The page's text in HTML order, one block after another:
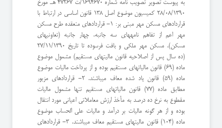
به پیوست تصویر تصویب نامه شماره 1694670/ت 47267 هـ مورخ
28/08/1390 کمیسیون موضوع اصل 138 قانون اساسی در ارتباط با
قراردادهای مسکن مهر مبنی بر: 1- قراردادهای منعقده طرح مسکن
مهر اعم از تفاهم نامههای سه جانبه، چهار جانبه (تعاونیهای
مسکن)، مسکن مهر ملکی و بافت فرسوده تا تاریخ 27/11/1390
(ده سال پس از اصلاحیه قانون مالیتهای مستقیم) مشمول موضوع
ماده (69) قانون مالیاتهای مستقیم بوده و از پرداخت مالیات موضوع
ماده (59) قانون یاد شده معاف میباشند. 2- قراردادهای مزبور
مطابق ماده (77) قانون مالیاتهای مستقیم تنها مشمول مالیات
مقطوع به نرخ ده درصد به مأخذ ارزش معاملاتی اعیانی مورد انتقال
بوده و از هر گونه مالیات بر درآمد و مالیات علی الحساب موضوع
ماده (104) قانون مالیتهای مستقیم معاف میباشند. 3- قراردادهای